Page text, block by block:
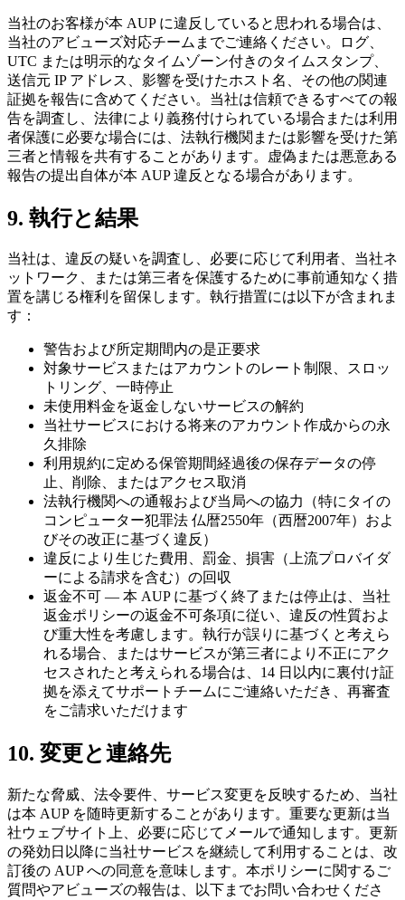
当社のお客様が本 AUP に違反していると思われる場合は、
当社のアビューズ対応チームまでご連絡ください。ログ、
UTC または明示的なタイムゾーン付きのタイムスタンプ、
送信元 IP アドレス、影響を受けたホスト名、その他の関連
証拠を報告に含めてください。当社は信頼できるすべての報
告を調査し、法律により義務付けられている場合または利用
者保護に必要な場合には、法執行機関または影響を受けた第
三者と情報を共有することがあります。虚偽または悪意ある
報告の提出自体が本 AUP 違反となる場合があります。
9. 執行と結果
当社は、違反の疑いを調査し、必要に応じて利用者、当社ネ
ットワーク、または第三者を保護するために事前通知なく措
置を講じる権利を留保します。執行措置には以下が含まれま
す：
警告および所定期間内の是正要求
対象サービスまたはアカウントのレート制限、スロッ
トリング、一時停止
未使用料金を返金しないサービスの解約
当社サービスにおける将来のアカウント作成からの永
久排除
利用規約に定める保管期間経過後の保存データの停
止、削除、またはアクセス取消
法執行機関への通報および当局への協力（特にタイの
コンピューター犯罪法 仏暦2550年（西暦2007年）およ
びその改正に基づく違反）
違反により生じた費用、罰金、損害（上流プロバイダ
ーによる請求を含む）の回収
返金不可 — 本 AUP に基づく終了または停止は、当社
返金ポリシーの返金不可条項に従い、違反の性質およ
び重大性を考慮します。執行が誤りに基づくと考えら
れる場合、またはサービスが第三者により不正にアク
セスされたと考えられる場合は、14 日以内に裏付け証
拠を添えてサポートチームにご連絡いただき、再審査
をご請求いただけます
10. 変更と連絡先
新たな脅威、法令要件、サービス変更を反映するため、当社
は本 AUP を随時更新することがあります。重要な更新は当
社ウェブサイト上、必要に応じてメールで通知します。更新
の発効日以降に当社サービスを継続して利用することは、改
訂後の AUP への同意を意味します。本ポリシーに関するご
質問やアビューズの報告は、以下までお問い合わせくださ